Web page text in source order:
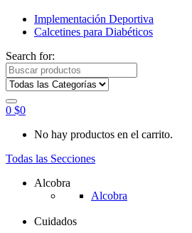
Implementación Deportiva
Calcetines para Diabéticos
Search for:
0 $0
No hay productos en el carrito.
Todas las Secciones
Alcobra
Alcobra
Cuidados